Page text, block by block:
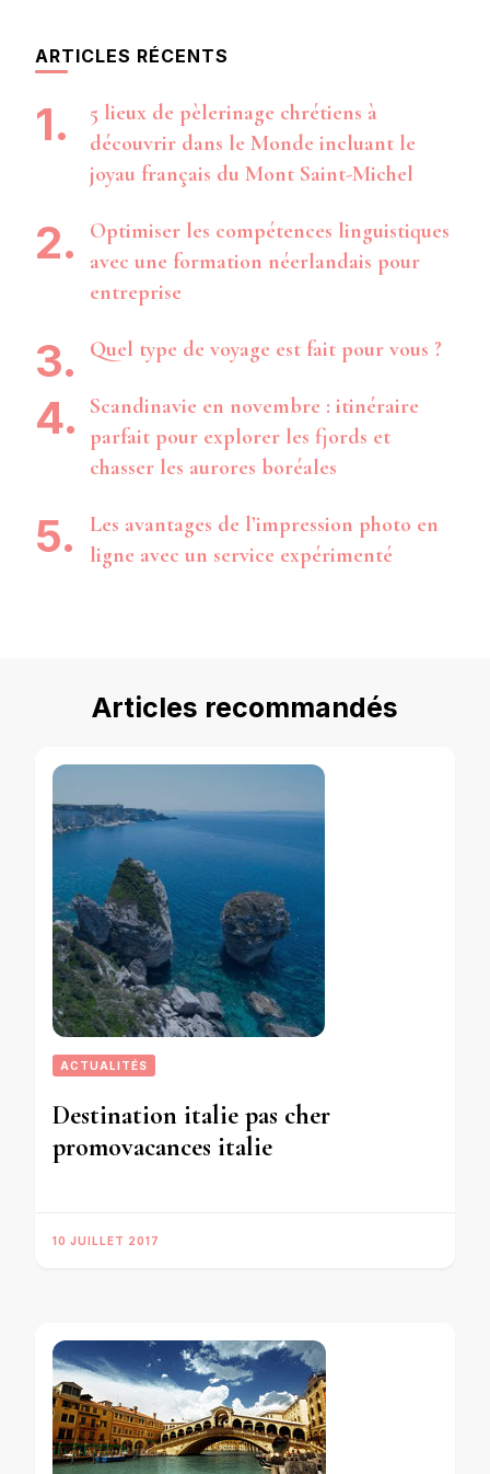
ARTICLES RÉCENTS
5 lieux de pèlerinage chrétiens à
découvrir dans le Monde incluant le
joyau français du Mont Saint-Michel
Optimiser les compétences linguistiques
avec une formation néerlandais pour
entreprise
Quel type de voyage est fait pour vous ?
Scandinavie en novembre : itinéraire
parfait pour explorer les fjords et
chasser les aurores boréales
Les avantages de l’impression photo en
ligne avec un service expérimenté
Articles recommandés
ACTUALITÉS
Destination italie pas cher
promovacances italie
10 JUILLET 2017